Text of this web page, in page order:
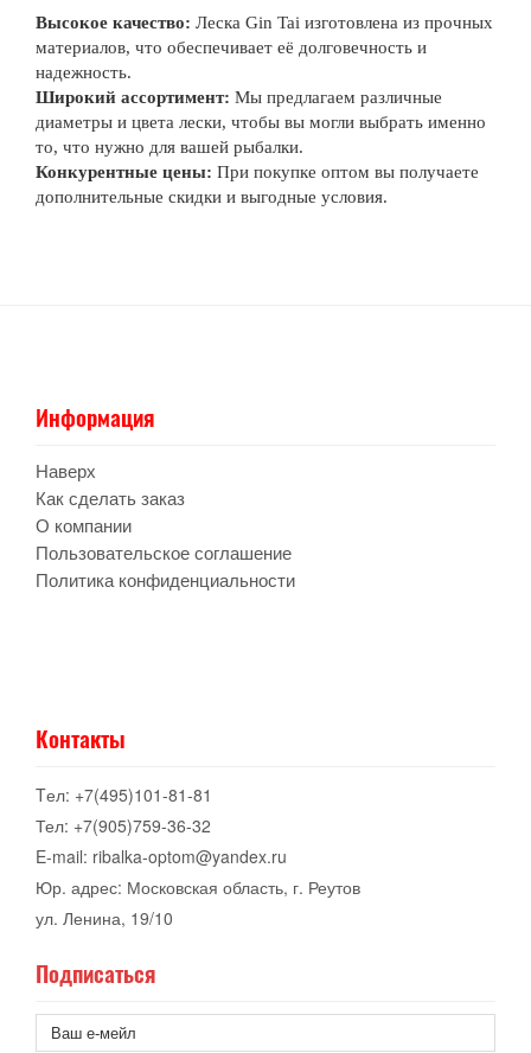
Высокое качество: Леска Gin Tai изготовлена из прочных
материалов, что обеспечивает её долговечность и
надежность.
Широкий ассортимент: Мы предлагаем различные
диаметры и цвета лески, чтобы вы могли выбрать именно
то, что нужно для вашей рыбалки.
Конкурентные цены: При покупке оптом вы получаете
дополнительные скидки и выгодные условия.
Информация
Наверх
Как сделать заказ
О компании
Пользовательское соглашение
Политика конфиденциальности
Контакты
Tел: +7(495)101-81-81
Тел: +7(905)759-36-32
E-mail: ribalka-optom@yandex.ru
Юр. адрес: Московская область, г. Реутов
ул. Ленина, 19/10
Подписаться